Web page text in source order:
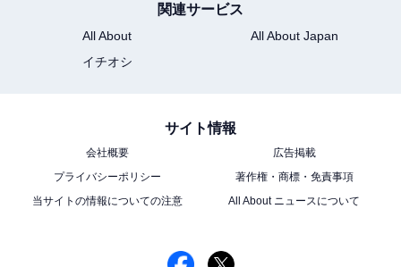
1
関連サービス
All About
All About Japan
イチオシ
サイト情報
会社概要
広告掲載
プライバシーポリシー
著作権・商標・免責事項
当サイトの情報についての注意
All About ニュースについて